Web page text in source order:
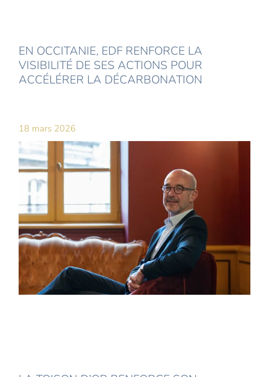
EN OCCITANIE, EDF RENFORCE LA
VISIBILITÉ DE SES ACTIONS POUR
ACCÉLÉRER LA DÉCARBONATION
18 mars 2026